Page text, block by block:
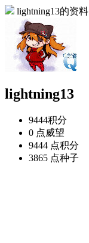
lightning13的资料
lightning13
9444积分
0 点威望
9444 点积分
3865 点种子